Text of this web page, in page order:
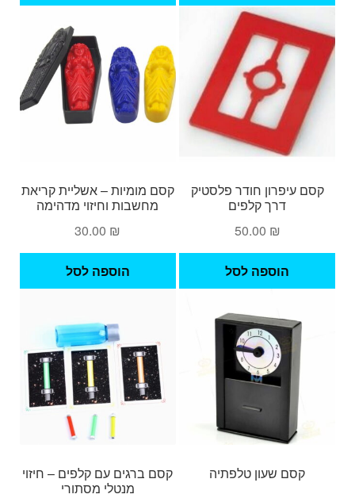
קסם עיפרון חודר פלסטיק
דרך קלפים
50.00 ₪
הוספה לסל
קסם מומיות – אשליית קריאת
מחשבות וחיזוי מדהימה
30.00 ₪
הוספה לסל
קסם שעון טלפתיה
קסם ברגים עם קלפים – חיזוי
מנטלי מסתורי